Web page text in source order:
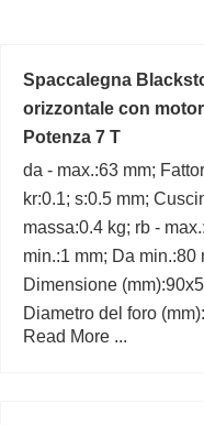
Spaccalegna
orizzontale con
Potenza 7 T
da - max.:63 mm;
kr:0.1; s:0.5 mm;
massa:0.4 kg; rb -
min.:1 mm; Da min.:80
Dimensione
Diametro del foro
mm;
Read More ...